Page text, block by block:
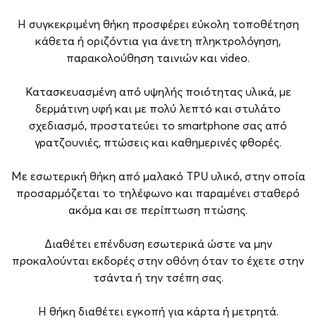
Η συγκεκριμένη θήκη προσφέρει εύκολη τοποθέτηση
κάθετα ή οριζόντια για άνετη πληκτρολόγηση,
παρακολούθηση ταινιών και video.
Κατασκευασμένη από υψηλής ποιότητας υλικά, με
δερμάτινη υφή και με πολύ λεπτό και στυλάτο
σχεδιασμό, προστατεύει το smartphone σας από
γρατζουνιές, πτώσεις και καθημερινές φθορές.
Με εσωτερική θήκη από μαλακό TPU υλικό, στην οποία
προσαρμόζεται το τηλέφωνο και παραμένει σταθερό
ακόμα και σε περίπτωση πτώσης.
Διαθέτει επένδυση εσωτερικά ώστε να μην
προκαλούνται εκδορές στην οθόνη όταν το έχετε στην
τσάντα ή την τσέπη σας.
Η θήκη διαθέτει εγκοπή για κάρτα ή μετρητά.